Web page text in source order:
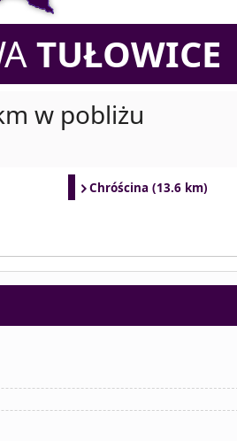
TUŁOWICE
w pobliżu
Chróścina (13.6 km)